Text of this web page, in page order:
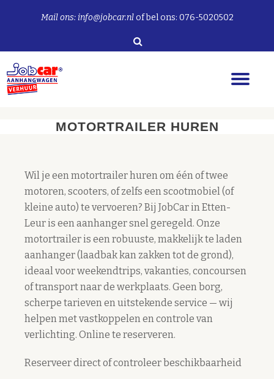
direct
naar
de
inhoud
Mail ons: info@jobcar.nl of bel ons: 076-5020502
MOTORTRAILER HUREN
Wil je een motortrailer huren om één of twee
motoren, scooters, of zelfs een scootmobiel (of
kleine auto) te vervoeren? Bij JobCar in Etten-
Leur is een aanhanger snel geregeld. Onze
motortrailer is een robuuste, makkelijk te laden
aanhanger (laadbak kan zakken tot de grond),
ideaal voor weekendtrips, vakanties, concoursen
of transport naar de werkplaats. Geen borg,
scherpe tarieven en uitstekende service — wij
helpen met vastkoppelen en controle van
verlichting. Online te reserveren.
Reserveer direct of controleer beschikbaarheid